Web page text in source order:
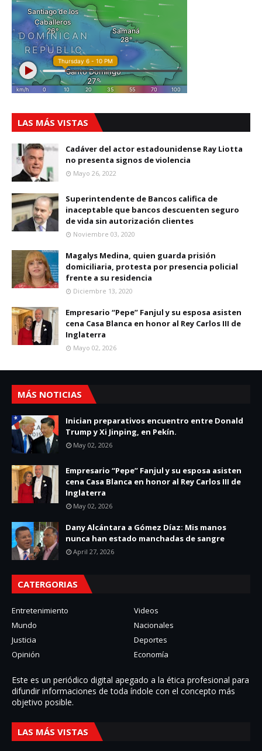
LAS MÁS VISTAS
Cadáver del actor estadounidense Ray Liotta
no presenta signos de violencia
Mayo 26, 2022
Superintendente de Bancos califica de
inaceptable que bancos descuenten seguro
de vida sin autorización clientes
Noviembre 03, 2020
Magalys Medina, quien guarda prisión
domiciliaria, protesta por presencia policial
frente a su residencia
Diciembre 13, 2020
Empresario “Pepe” Fanjul y su esposa asisten
cena Casa Blanca en honor al Rey Carlos III de
Inglaterra
Mayo 02, 2026
MÁS NOTICIAS
Inician preparativos encuentro entre Donald
Trump y Xi Jinping, en Pekín.
May 02, 2026
Empresario “Pepe” Fanjul y su esposa asisten
cena Casa Blanca en honor al Rey Carlos III de
Inglaterra
May 02, 2026
Dany Alcántara a Gómez Díaz: Mis manos
nunca han estado manchadas de sangre
April 27, 2026
CATERGORIAS
Entretenimiento
Videos
Mundo
Nacionales
Justicia
Deportes
Opinión
Economía
Este es un periódico digital apegado a la ética profesional para
difundir informaciones de toda í­ndole con el concepto más
objetivo posible.
LAS MÁS VISTAS